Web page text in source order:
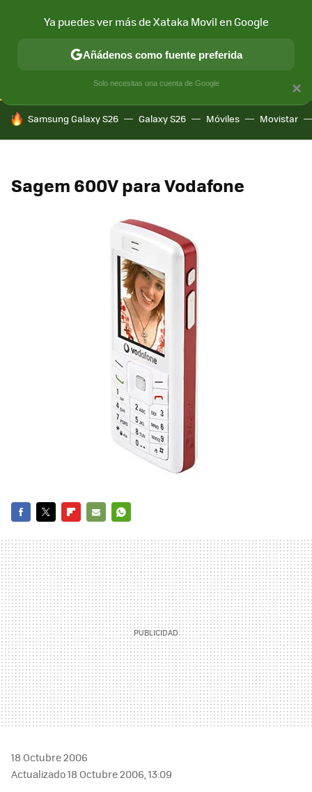
CONECTIVIDAD MÓVIL Y SOCIEDAD APLICACIONES
HOY SE HABLA DE
Samsung Galaxy S26 Galaxy S26 Móviles Movistar
Sagem 600V para Vodafone
MAIL
18 Octubre 2006
Actualizado 18 Octubre 2006, 13:09
×
Ya puedes ver más de Xataka Movil en Google
Añádenos como fuente preferida
Solo necesitas una cuenta de Google